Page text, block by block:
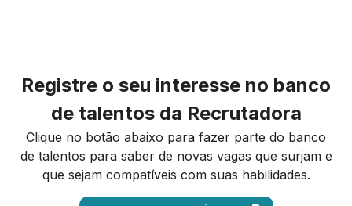
Registre o seu interesse no banco
de talentos da Recrutadora
Clique no botão abaixo para fazer parte do banco
de talentos para saber de novas vagas que surjam e
que sejam compatíveis com suas habilidades.